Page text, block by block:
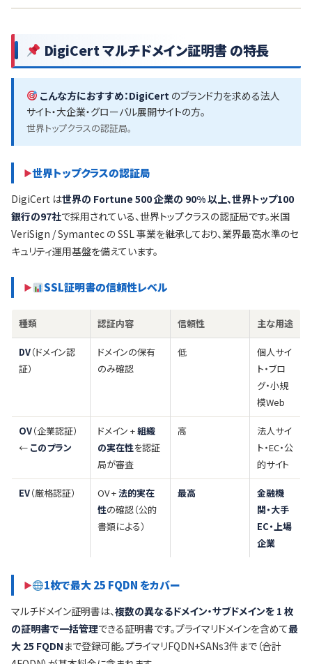
DigiCert マルチドメイン証明書 の特長
こんな方におすすめ：DigiCertのブランド力を求める法人
サイト・大企業・グローバル展開サイトの方。
世界トップクラスの認証局。
世界トップクラスの認証局
DigiCert は世界の Fortune 500 企業の 90% 以上、世界トップ100
銀行の97社で採用されている、世界トップクラスの認証局です。米国
VeriSign / Symantec の SSL 事業を継承しており、業界最高水準のセ
キュリティ運用基盤を備えています。
SSL証明書の信頼性レベル
種類 認証内容 信頼性 主な用途
DV（ドメイン認
証）
ドメインの保有
のみ確認
低
個人サイ
ト・ブロ
グ・小規
模Web
OV（企業認証）
← このプラン
ドメイン +組織
の実在性を認証
局が審査
高
法人サイ
ト・EC・公
的サイト
EV（厳格認証） OV +法的実在
性の確認（公的
書類による）
最高
金融機
関・大手
EC・上場
企業
1枚で最大 25 FQDN をカバー
マルチドメイン証明書は、複数の異なるドメイン・サブドメインを 1 枚
の証明書で一括管理できる証明書です。プライマリドメインを含めて最
大 25 FQDNまで登録可能。プライマリFQDN+SANs3件まで（合計